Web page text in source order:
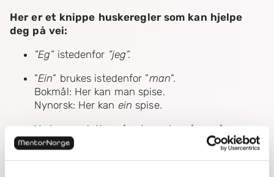
Her er et knippe huskeregler som kan hjelpe
deg på vei:
”Eg” istedenfor ”jeg”.
”Ein” brukes istedenfor ”man”.
Bokmål: Her kan man spise.
Nynorsk: Her kan ein spise.
Verb som slutter på -et , ender på -a på
nynorsk: